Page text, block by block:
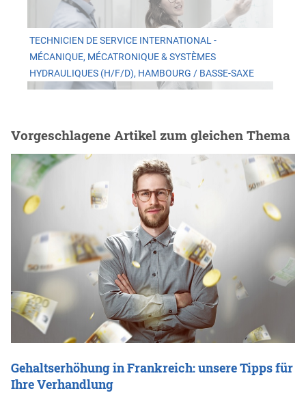
TECHNICIEN DE SERVICE INTERNATIONAL -
MÉCANIQUE, MÉCATRONIQUE & SYSTÈMES
HYDRAULIQUES (H/F/D), HAMBOURG / BASSE-SAXE
Vorgeschlagene Artikel zum gleichen Thema
Gehaltserhöhung in Frankreich: unsere Tipps für
Ihre Verhandlung